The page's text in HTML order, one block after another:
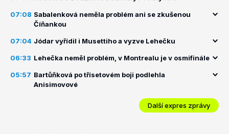
07:08 Sabalenková neměla problém ani se zkušenou
Číňankou
07:04 Jódar vyřídil i Musettiho a vyzve Lehečku
06:33 Lehečka neměl problém, v Montrealu je v osmifinále
05:57 Bartůňková po třísetovém boji podlehla
Anisimovové
Další expres zprávy